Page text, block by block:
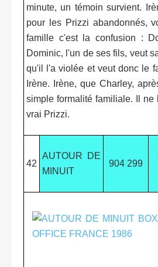
minute, un témoin survient.
pour les Prizzi abandonnés,
famille c'est la confusion :
Dominic, l'un de ses fils, veut
qu'il l'a violée et veut donc le
Irène. Irène, que Charley,
simple formalité familiale. Il
vrai Prizzi.
42
AUTOUR DE
MINUIT
904 299